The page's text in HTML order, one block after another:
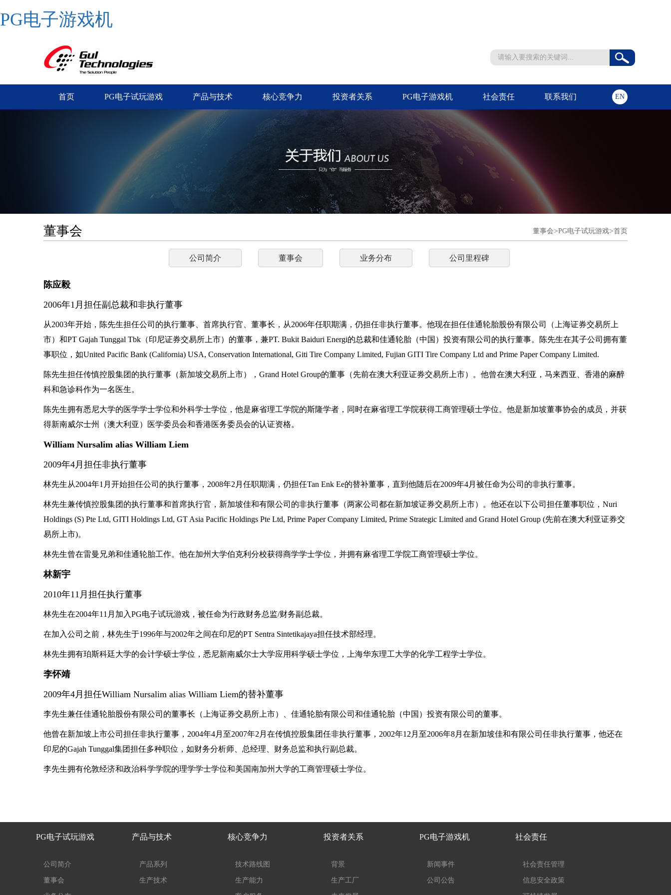
PG电子游戏机
首页 PG电子试玩游戏 产品与技术 核心竞争力 投资者关系 PG电子游戏机 社会责任 联系我们 EN
董事会 首页
>
PG电子试玩游戏
>
董事会
公司简介 董事会 业务分布 公司里程碑
陈应毅
2006年1月担任副总裁和非执行董事
从2003年开始，陈先生担任公司的执行董事、首席执行官、董事长，从2006年任职期满，仍担任非执行董事。他现在担任佳通轮胎股份有限公司（上海证券交易所上
市）和PT Gajah Tunggal Tbk（印尼证券交易所上市）的董事，兼PT. Bukit Baiduri Energi的总裁和佳通轮胎（中国）投资有限公司的执行董事。陈先生在其子公司拥有董
事职位，如United Pacific Bank (California) USA, Conservation International, Giti Tire Company Limited, Fujian GITI Tire Company Ltd and Prime Paper Company Limited.
陈先生担任传慎控股集团的执行董事（新加坡交易所上市），Grand Hotel Group的董事（先前在澳大利亚证券交易所上市）。他曾在澳大利亚，马来西亚、香港的麻醉
科和急诊科作为一名医生。
陈先生拥有悉尼大学的医学学士学位和外科学士学位，他是麻省理工学院的斯隆学者，同时在麻省理工学院获得工商管理硕士学位。他是新加坡董事协会的成员，并获
得新南威尔士州（澳大利亚）医学委员会和香港医务委员会的认证资格。
William Nursalim alias William Liem
2009年4月担任非执行董事
林先生从2004年1月开始担任公司的执行董事，2008年2月任职期满，仍担任Tan Enk Ee的替补董事，直到他随后在2009年4月被任命为公司的非执行董事。
林先生兼传慎控股集团的执行董事和首席执行官，新加坡佳和有限公司的非执行董事（两家公司都在新加坡证券交易所上市）。他还在以下公司担任董事职位，Nuri
Holdings (S) Pte Ltd, GITI Holdings Ltd, GT Asia Pacific Holdings Pte Ltd, Prime Paper Company Limited, Prime Strategic Limited and Grand Hotel Group (先前在澳大利亚证券交
易所上市)。
林先生曾在雷曼兄弟和佳通轮胎工作。他在加州大学伯克利分校获得商学学士学位，并拥有麻省理工学院工商管理硕士学位。
林新宇
2010年11月担任执行董事
林先生在2004年11月加入PG电子试玩游戏，被任命为行政财务总监/财务副总裁。
在加入公司之前，林先生于1996年与2002年之间在印尼的PT Sentra Sintetikajaya担任技术部经理。
林先生拥有珀斯科廷大学的会计学硕士学位，悉尼新南威尔士大学应用科学硕士学位，上海华东理工大学的化学工程学士学位。
李怀靖
2009年4月担任William Nursalim alias William Liem的替补董事
李先生兼任佳通轮胎股份有限公司的董事长（上海证券交易所上市）、佳通轮胎有限公司和佳通轮胎（中国）投资有限公司的董事。
他曾在新加坡上市公司担任非执行董事，2004年4月至2007年2月在传慎控股集团任非执行董事，2002年12月至2006年8月在新加坡佳和有限公司任非执行董事，他还在
印尼的Gajah Tunggal集团担任多种职位，如财务分析师、总经理、财务总监和执行副总裁。
李先生拥有伦敦经济和政治科学学院的理学学士学位和美国南加州大学的工商管理硕士学位。
PG电子试玩游戏
公司简介
董事会
产品与技术
产品系列
生产技术
核心竞争力
技术路线图
生产能力
投资者关系
背景
生产工厂
PG电子游戏机
新闻事件
公司公告
社会责任
社会责任管理
信息安全政策